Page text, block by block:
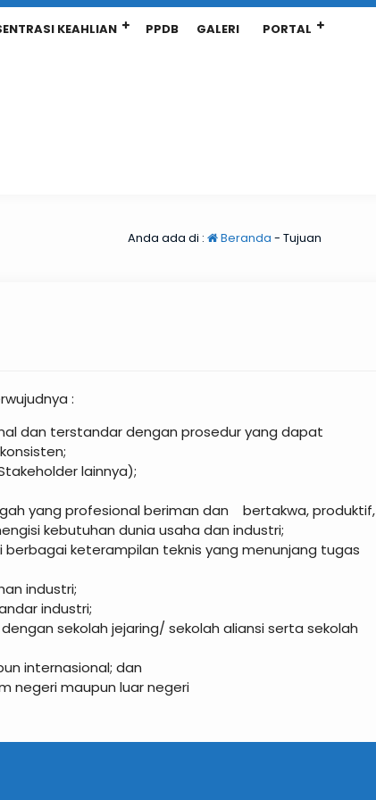
KEAHLIAN PPDB GALERI PORTAL
Anda ada di : Beranda - Tujuan
:
dan terstandar dengan prosedur yang dapat
lainnya);
yang profesional beriman dan bertakwa, produktif,
kebutuhan dunia usaha dan industri;
keterampilan teknis yang menunjang tugas
industri;
industri;
sekolah jejaring/ sekolah aliansi serta sekolah
internasional; dan
negeri maupun luar negeri